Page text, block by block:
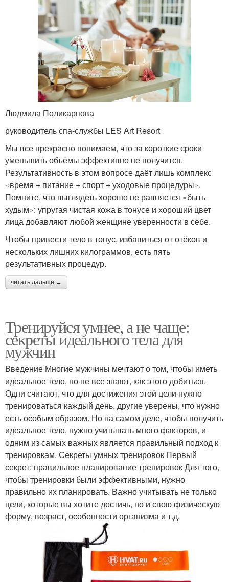
Людмила Поликарпова
руководитель спа-службы LES Art Resort
Мы все прекрасно понимаем, что за короткие сроки
уменьшить объёмы эффективно не получится.
Результативность в этом вопросе даёт лишь комплекс
«время + питание + спорт + уходовые процедуры».
Помните, что выглядеть хорошо не равняется «быть
худым»: упругая чистая кожа в тонусе и хороший цвет
лица добавляют любой женщине уверенности в себе.
Чтобы привести тело в тонус, избавиться от отёков и
нескольких лишних килограммов, есть пять
результативных процедур.
читать дальше →
Тренируйся умнее, а не чаще:
секреты идеального тела для
мужчин
Введение Многие мужчины мечтают о том, чтобы иметь
идеальное тело, но не все знают, как этого добиться.
Одни считают, что для достижения этой цели нужно
тренироваться каждый день, другие уверены, что нужно
есть особым образом. Но на самом деле, чтобы получить
идеальное тело, нужно учитывать много факторов, и
одним из самых важных является правильный подход к
тренировкам. Секреты умных тренировок Первый
секрет: правильное планирование тренировок Для того,
чтобы тренировки были эффективными, нужно
правильно их планировать. Важно учитывать не только
цели, которые вы хотите достичь, но и свою физическую
форму, возраст, особенности организма и т.д.